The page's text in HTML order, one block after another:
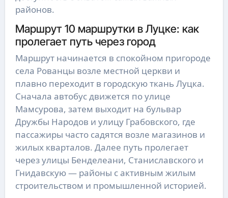
районов.
Маршрут 10 маршрутки в Луцке: как
пролегает путь через город
Маршрут начинается в спокойном пригороде
села Рованцы возле местной церкви и
плавно переходит в городскую ткань Луцка.
Сначала автобус движется по улице
Мамсурова, затем выходит на бульвар
Дружбы Народов и улицу Грабовского, где
пассажиры часто садятся возле магазинов и
жилых кварталов. Далее путь пролегает
через улицы Бенделеани, Станиславского и
Гнидавскую — районы с активным жилым
строительством и промышленной историей.